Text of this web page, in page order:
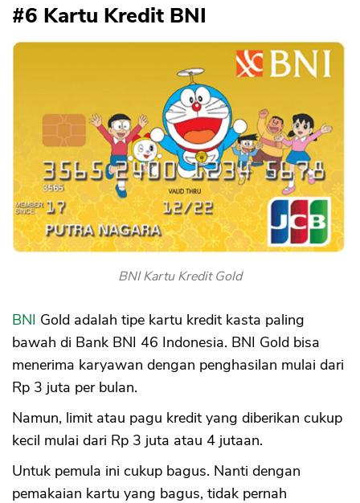
#6 Kartu Kredit BNI
BNI Kartu Kredit Gold
BNI Gold adalah tipe kartu kredit kasta paling
bawah di Bank BNI 46 Indonesia. BNI Gold bisa
menerima karyawan dengan penghasilan mulai dari
Rp 3 juta per bulan.
Namun, limit atau pagu kredit yang diberikan cukup
kecil mulai dari Rp 3 juta atau 4 jutaan.
Untuk pemula ini cukup bagus. Nanti dengan
pemakaian kartu yang bagus, tidak pernah